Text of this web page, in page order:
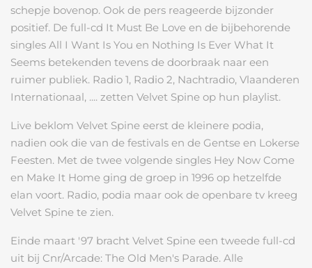
schepje bovenop. Ook de pers reageerde bijzonder
positief. De full-cd It Must Be Love en de bijbehorende
singles All I Want Is You en Nothing Is Ever What It
Seems betekenden tevens de doorbraak naar een
ruimer publiek. Radio 1, Radio 2, Nachtradio, Vlaanderen
Internationaal, .... zetten Velvet Spine op hun playlist.
Live beklom Velvet Spine eerst de kleinere podia,
nadien ook die van de festivals en de Gentse en Lokerse
Feesten. Met de twee volgende singles Hey Now Come
en Make It Home ging de groep in 1996 op hetzelfde
elan voort. Radio, podia maar ook de openbare tv kreeg
Velvet Spine te zien.
Einde maart '97 bracht Velvet Spine een tweede full-cd
uit bij Cnr/Arcade: The Old Men's Parade. Alle